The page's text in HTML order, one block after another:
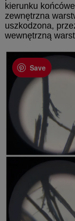
kierunku
zewnętrzna
uszkodzona,
wewnętrzną
Save